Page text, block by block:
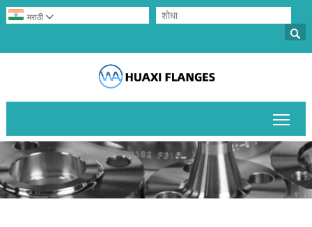

मराठी 